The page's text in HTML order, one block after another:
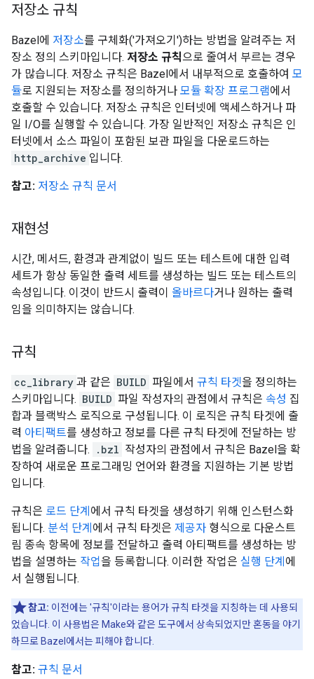
저장소 규칙
Bazel에 저장소를 구체화('가져오기')하는 방법을 알려주는 저
장소 정의 스키마입니다. 저장소 규칙으로 줄여서 부르는 경우
가 많습니다. 저장소 규칙은 Bazel에서 내부적으로 호출하여 모
듈로 지원되는 저장소를 정의하거나 모듈 확장 프로그램에서
호출할 수 있습니다. 저장소 규칙은 인터넷에 액세스하거나 파
일 I/O를 실행할 수 있습니다. 가장 일반적인 저장소 규칙은 인
터넷에서 소스 파일이 포함된 보관 파일을 다운로드하는
http_archive 입니다.
참고: 저장소 규칙 문서
재현성
시간, 메서드, 환경과 관계없이 빌드 또는 테스트에 대한 입력
세트가 항상 동일한 출력 세트를 생성하는 빌드 또는 테스트의
속성입니다. 이것이 반드시 출력이 올바르다거나 원하는 출력
임을 의미하지는 않습니다.
규칙
cc_library 과 같은 BUILD 파일에서 규칙 타겟을 정의하는
스키마입니다. BUILD 파일 작성자의 관점에서 규칙은 속성 집
합과 블랙박스 로직으로 구성됩니다. 이 로직은 규칙 타겟에 출
력 아티팩트를 생성하고 정보를 다른 규칙 타겟에 전달하는 방
법을 알려줍니다.
.bzl 작성자의 관점에서 규칙은 Bazel을 확
장하여 새로운 프로그래밍 언어와 환경을 지원하는 기본 방법
입니다.
규칙은 로드 단계 에서 규칙 타겟을 생성하기 위해 인스턴스화
됩니다. 분석 단계 에서 규칙 타겟은 제공자 형식으로 다운스트
림 종속 항목에 정보를 전달하고 출력 아티팩트를 생성하는 방
법을 설명하는 작업을 등록합니다. 이러한 작업은 실행 단계 에
서 실행됩니다.
참고: 이전에는 '규칙'이라는 용어가 규칙 타겟을 지칭하는 데 사용되
었습니다. 이 사용법은 Make와 같은 도구에서 상속되었지만 혼동을 야기
하므로 Bazel에서는 피해야 합니다.
참고: 규칙 문서